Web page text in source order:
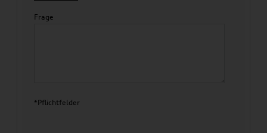
Frage
*Pflichtfelder